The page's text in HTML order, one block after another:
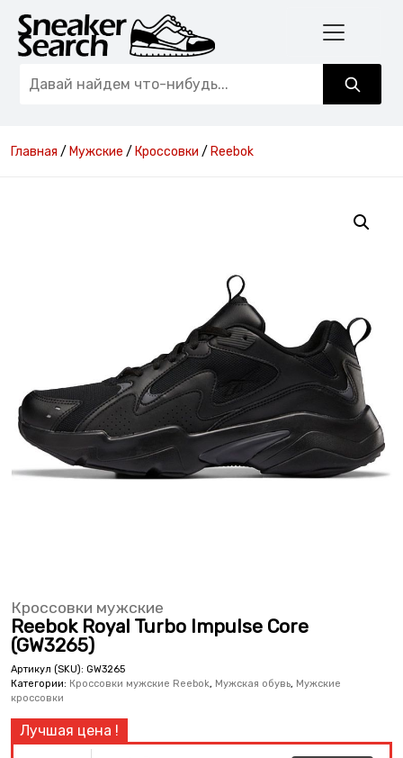
Главная / Мужские / Кроссовки / Reebok
Кроссовки мужские
Reebok Royal Turbo Impulse Core
(GW3265)
Артикул (SKU): GW3265
Категории: Кроссовки мужские Reebok, Мужская обувь, Мужские
кроссовки